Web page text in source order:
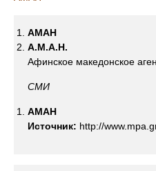
АМАН
А.М.А.Н.
Афинское македонское
СМИ
АМАН
Источник: http://